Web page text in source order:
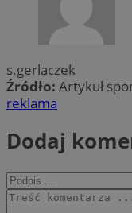
s.gerlaczek
Źródło: Artykuł
reklama
Dodaj